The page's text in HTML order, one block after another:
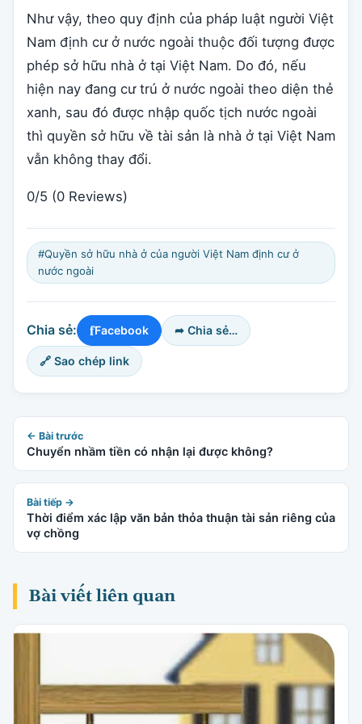
Như vậy, theo quy định của pháp luật người Việt
Nam định cư ở nước ngoài thuộc đối tượng được
phép sở hữu nhà ở tại Việt Nam. Do đó, nếu
hiện nay đang cư trú ở nước ngoài theo diện thẻ
xanh, sau đó được nhập quốc tịch nước ngoài
thì quyền sở hữu về tài sản là nhà ở tại Việt Nam
vẫn không thay đổi.
0/5 (0 Reviews)
#Quyền sở hữu nhà ở của người Việt Nam định cư ở
nước ngoài
Chia sẻ: fFacebook ➦ Chia sẻ…
🔗 Sao chép link
← Bài trước
Chuyển nhầm tiền có nhận lại được không?
Bài tiếp →
Thời điểm xác lập văn bản thỏa thuận tài sản riêng của
vợ chồng
Bài viết liên quan